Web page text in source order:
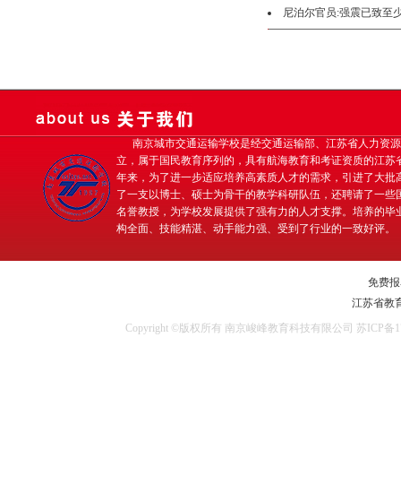
尼泊尔官员:强震已致至
南京城市交通运输学校是经交通运输部、江苏省人力资
立，属于国民教育序列的，具有航海教育和考证资质的江苏
年来，为了进一步适应培养高素质人才的需求，引进了大批
了一支以博士、硕士为骨干的教学科研队伍，还聘请了一些
名誉教授，为学校发展提供了强有力的人才支撑。培养的毕
构全面、技能精湛、动手能力强、受到了行业的一致好评。
免费
江苏省教
Copyright ©版权所有 南京峻峰教育科技有限公司 苏ICP备